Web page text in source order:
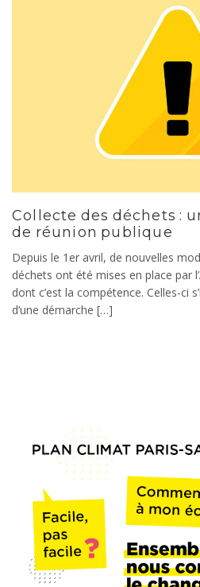
Collecte des déchets :
de réunion publique
Depuis le 1er avril, de nouvelles
déchets ont été mises en place par
dont c’est la compétence. Celles-ci
d’une démarche […]